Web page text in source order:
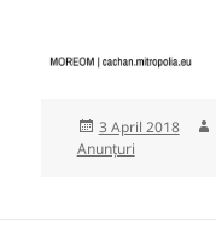
Posted
on
3 April 2018
Anunțuri